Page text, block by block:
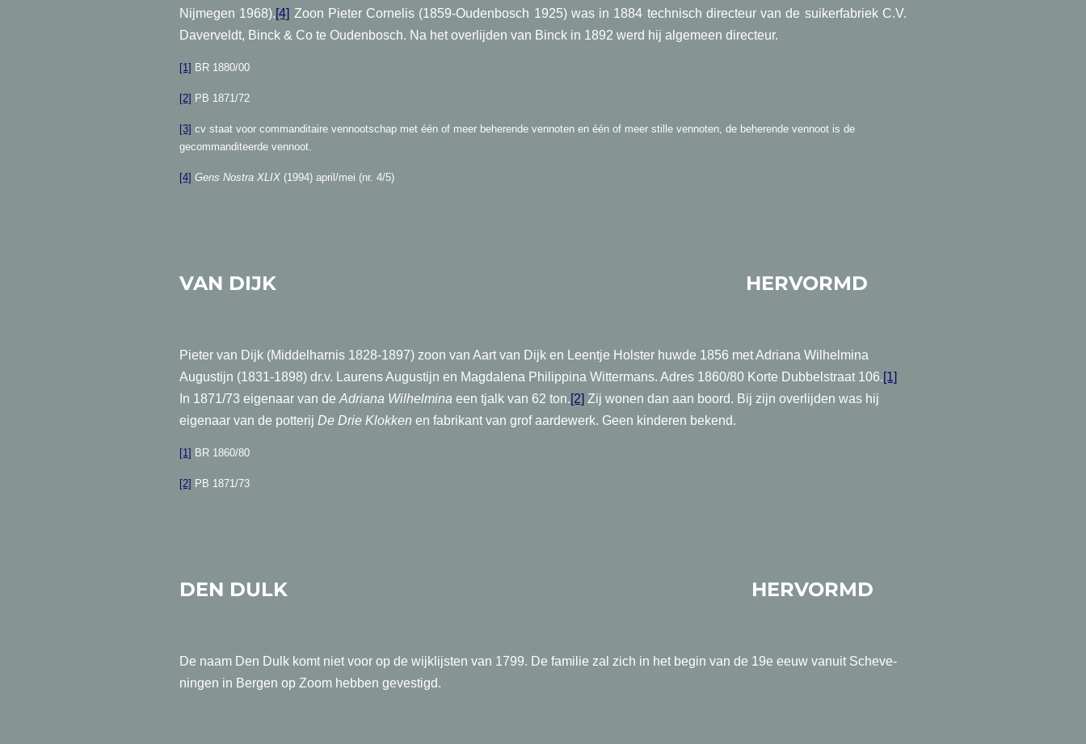
Nijmegen 1968).[4] Zoon Pieter Cornelis (1859-Oudenbosch 1925) was in 1884 technisch directeur van de suikerfabriek C.V.
Daverveldt, Binck & Co te Oudenbosch. Na het overlijden van Binck in 1892 werd hij algemeen directeur.
[1] BR 1880/00
[2] PB 1871/72
[3] cv staat voor commanditaire vennootschap met één of meer beherende vennoten en één of meer stille vennoten, de beherende vennoot is de
gecommanditeerde vennoot.
[4] Gens Nostra XLIX (1994) april/mei (nr. 4/5)
VAN DIJK HERVORMD
Pieter van Dijk (Middelharnis 1828-1897) zoon van Aart van Dijk en Leentje Holster huwde 1856 met Adriana Wilhelmina
Augustijn (1831-1898) dr.v. Laurens Augustijn en Magdalena Philippina Wittermans. Adres 1860/80 Korte Dubbelstraat 106.[1]
In 1871/73 eigenaar van de Adriana Wilhelmina een tjalk van 62 ton.[2] Zij wonen dan aan boord. Bij zijn overlijden was hij
eigenaar van de potterij De Drie Klokken en fabrikant van grof aardewerk. Geen kinderen bekend.
[1] BR 1860/80
[2] PB 1871/73
DEN DULK HERVORMD
De naam Den Dulk komt niet voor op de wijklijsten van 1799. De familie zal zich in het begin van de 19e eeuw vanuit Scheve-
ningen in Bergen op Zoom hebben gevestigd.